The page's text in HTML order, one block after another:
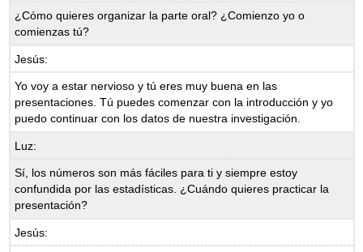
¿Cómo quieres organizar la parte oral? ¿Comienzo yo o
comienzas tú?
Jesús:
Yo voy a estar nervioso y tú eres muy buena en las
presentaciones. Tú puedes comenzar con la introducción y yo
puedo continuar con los datos de nuestra investigación.
Luz:
Sí, los números son más fáciles para ti y siempre estoy
confundida por las estadísticas. ¿Cuándo quieres practicar la
presentación?
Jesús: